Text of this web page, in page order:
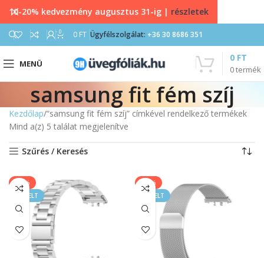
0 0 FT Ügyfélszolgálat: +36 30 8686 351
MENÜ
0termék
0 FT
samsung fit fém szíj
Kezdőlap “samsung fit fém szíj” címkével rendelkező termékek
Mind a(z) 5 találat megjelenítve
Szűrés / Keresés
-20%
KIEMELT
-50%
KIEMELT
10-20% kedvezmény augusztus 31-ig | részletek